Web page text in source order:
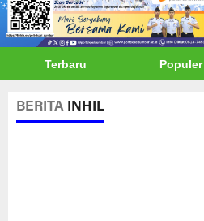
Terbaru Populer
BERITA INHIL